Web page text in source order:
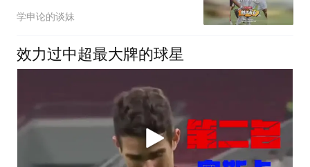
马”逆袭之路
学申论的谈妹
效力过中超最大牌的球星